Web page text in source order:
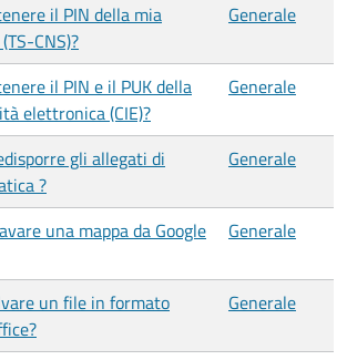
il PIN della mia
CNS)?
Generale
il PIN e il PUK della
elettronica (CIE)?
Generale
gli allegati di
?
Generale
una mappa da Google
Generale
un file in formato
Generale